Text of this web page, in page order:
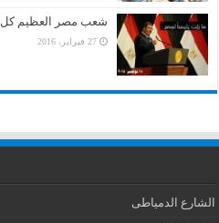
شعب مصر العظيم كل
27 فبراير، 2016
الشارع الدمياطى